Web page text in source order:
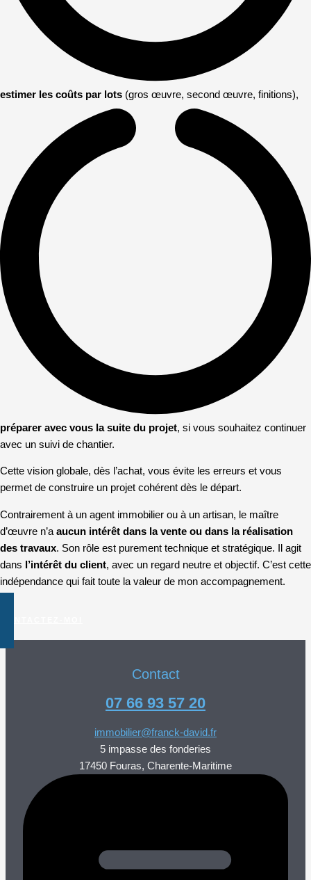
estimer les coûts par lots (gros œuvre, second œuvre, finitions),
préparer avec vous la suite du projet, si vous souhaitez continuer
avec un suivi de chantier.
Cette vision globale, dès l’achat, vous évite les erreurs et vous
permet de construire un projet cohérent dès le départ.
Contrairement à un agent immobilier ou à un artisan, le maître
d’œuvre n’a aucun intérêt dans la vente ou dans la réalisation
des travaux. Son rôle est purement technique et stratégique. Il agit
dans
l’intérêt du client, avec un regard neutre et objectif. C’est cette
indépendance qui fait toute la valeur de mon accompagnement.
Contact
07 66 93 57 20
immobilier@franck-david.fr
5 impasse des fonderies
17450 Fouras, Charente-Maritime